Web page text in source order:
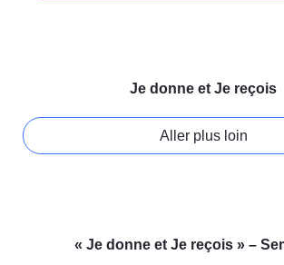
Je donne et Je reçois
Aller plus loin
« Je donne et Je reçois » –